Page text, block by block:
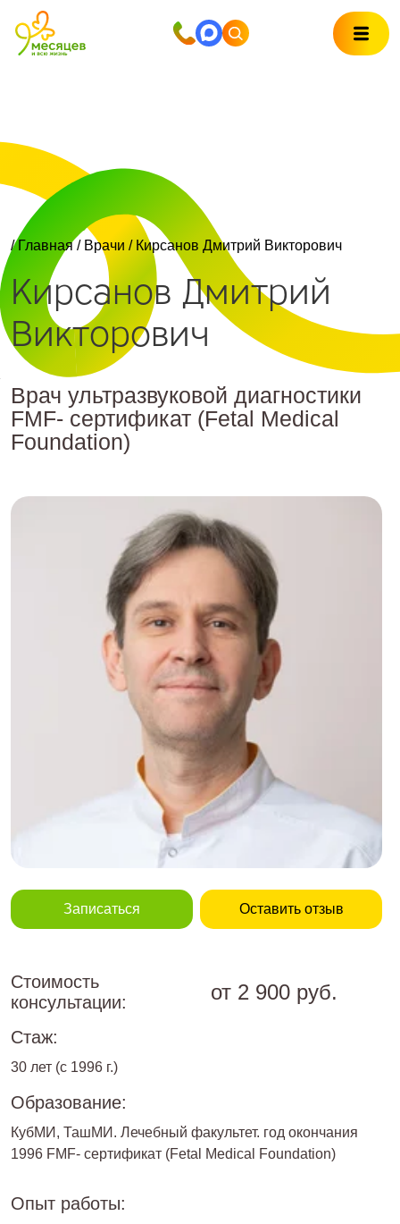
/Главная/ Врачи / Кирсанов Дмитрий Викторович
Кирсанов Дмитрий
Викторович
Врач ультразвуковой диагностики
FMF- сертификат (Fetal Medical
Foundation)
Записаться Оставить отзыв
Стоимость
консультации:
от 2 900 руб.
Стаж:
30 лет (с 1996 г.)
Образование:
КубМИ, ТашМИ. Лечебный факультет. год окончания
1996 FMF- сертификат (Fetal Medical Foundation)
Опыт работы: